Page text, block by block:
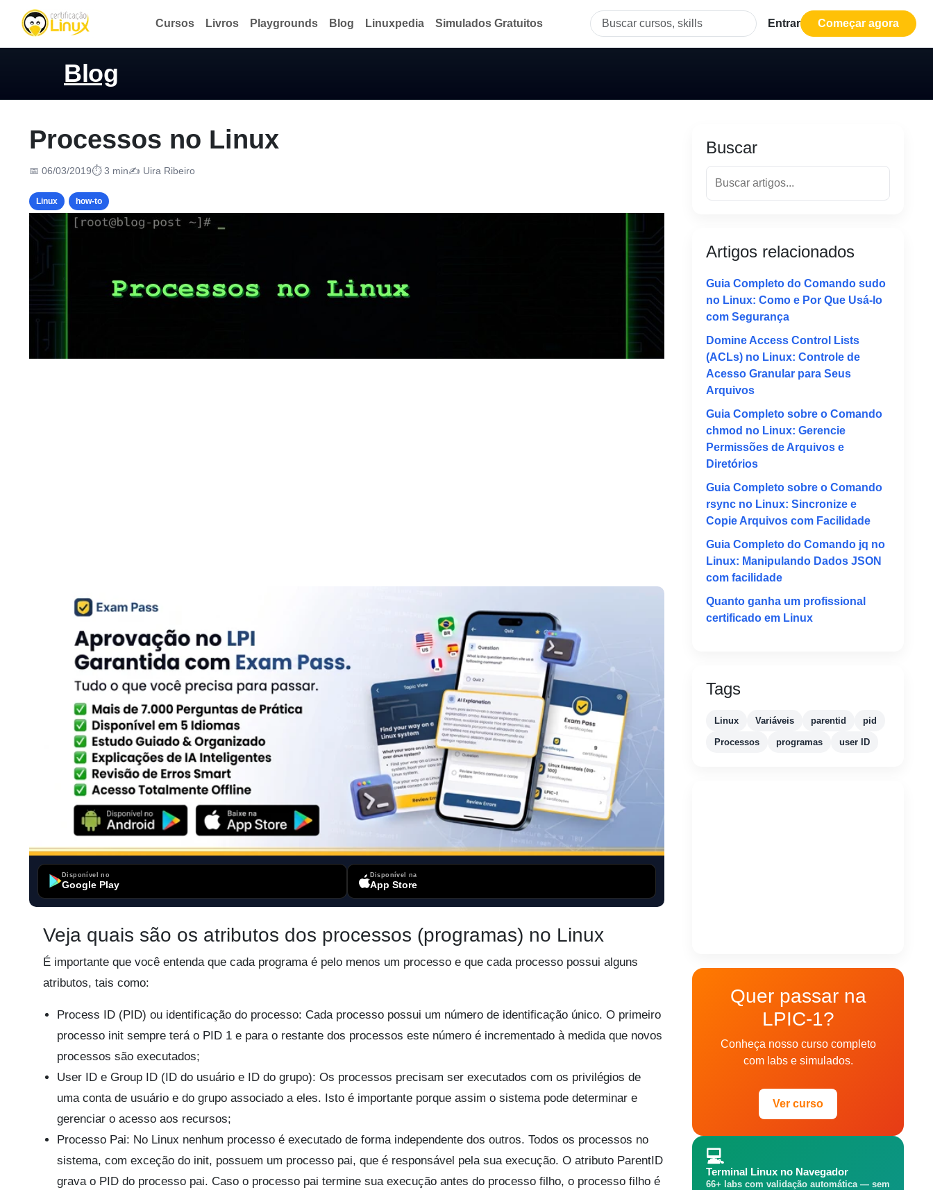
Cursos Livros Playgrounds Blog Linuxpedia Simulados Gratuitos Entrar Começar agora
Blog
Processos no Linux
📅 06/03/2019⏱ 3 min✍️ Uira Ribeiro
Linux how-to
Disponível no
Google Play
Disponível na
App Store
Veja quais são os atributos dos processos (programas) no Linux
É importante que você entenda que cada programa é pelo menos um processo e que cada processo possui alguns
atributos, tais como:
Process ID (PID) ou identificação do processo: Cada processo possui um número de identificação único. O primeiro
processo init sempre terá o PID 1 e para o restante dos processos este número é incrementado à medida que novos
processos são executados;
User ID e Group ID (ID do usuário e ID do grupo): Os processos precisam ser executados com os privilégios de
uma conta de usuário e do grupo associado a eles. Isto é importante porque assim o sistema pode determinar e
gerenciar o acesso aos recursos;
Processo Pai: No Linux nenhum processo é executado de forma independente dos outros. Todos os processos no
sistema, com exceção do init, possuem um processo pai, que é responsável pela sua execução. O atributo ParentID
grava o PID do processo pai. Caso o processo pai termine sua execução antes do processo filho, o processo filho é
Buscar
Artigos relacionados
Guia Completo do Comando sudo
no Linux: Como e Por Que Usá-lo
com Segurança
Domine Access Control Lists
(ACLs) no Linux: Controle de
Acesso Granular para Seus
Arquivos
Guia Completo sobre o Comando
chmod no Linux: Gerencie
Permissões de Arquivos e
Diretórios
Guia Completo sobre o Comando
rsync no Linux: Sincronize e
Copie Arquivos com Facilidade
Guia Completo do Comando jq no
Linux: Manipulando Dados JSON
com facilidade
Quanto ganha um profissional
certificado em Linux
Tags
Linux Variáveis parentid pid
Processos programas user ID
Quer passar na
LPIC-1?
Conheça nosso curso completo
com labs e simulados.
Ver curso
💻
Terminal Linux no Navegador
66+ labs com validação automática — sem